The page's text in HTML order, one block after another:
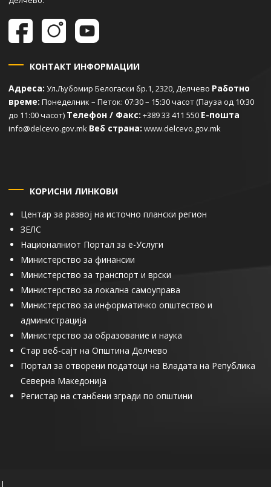
КОНТАКТ ИНФОРМАЦИИ
Адреса: Ул.Љубомир Белогаски бр.1, 2320, Делчево Работно
време: Понеделник – Петок: 07:30 – 15:30 часот (Пауза од 10:30
до 11:00 часот) Телефон / Факс: +389 33 411 550 Е-пошта
info@delcevo.gov.mk Веб страна: www.delcevo.gov.mk
КОРИСНИ ЛИНКОВИ
Центар за развој на источно плански регион
ЗЕЛС
Националниот Портал за е-Услуги
Министерство за финансии
Министерство за транспорт и врски
Министерство за локална самоуправа
Министерство за информатичко општество и
администрација
Министерство за образование и наука
Стар веб-сајт на Општина Делчево
Портал за отворени податоци на Владата на Република
Северна Македонија
Регистар на станбени згради по општини
|